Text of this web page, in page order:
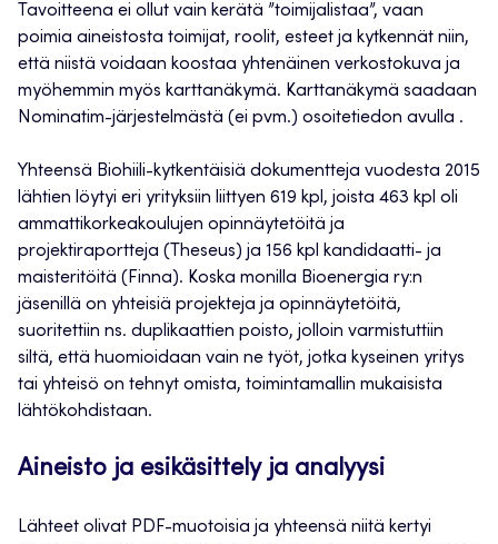
Tavoitteena ei ollut vain kerätä ”toimijalistaa”, vaan
poimia aineistosta toimijat, roolit, esteet ja kytkennät niin,
että niistä voidaan koostaa yhtenäinen verkostokuva ja
myöhemmin myös karttanäkymä. Karttanäkymä saadaan
Nominatim-järjestelmästä (ei pvm.) osoitetiedon avulla .
Yhteensä Biohiili-kytkentäisiä dokumentteja vuodesta 2015
lähtien löytyi eri yrityksiin liittyen 619 kpl, joista 463 kpl oli
ammattikorkeakoulujen opinnäytetöitä ja
projektiraportteja (Theseus) ja 156 kpl kandidaatti- ja
maisteritöitä (Finna). Koska monilla Bioenergia ry:n
jäsenillä on yhteisiä projekteja ja opinnäytetöitä,
suoritettiin ns. duplikaattien poisto, jolloin varmistuttiin
siltä, että huomioidaan vain ne työt, jotka kyseinen yritys
tai yhteisö on tehnyt omista, toimintamallin mukaisista
lähtökohdistaan.
Aineisto ja esikäsittely ja analyysi
Lähteet olivat PDF-muotoisia ja yhteensä niitä kertyi